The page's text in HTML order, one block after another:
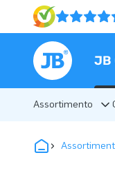
JB
Assortimento